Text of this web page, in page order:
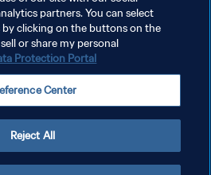
DE COOKIES
direitos reservados.
partners. You can select
clicking on the buttons on the
or share my personal
Protection Portal
Center
Reject All